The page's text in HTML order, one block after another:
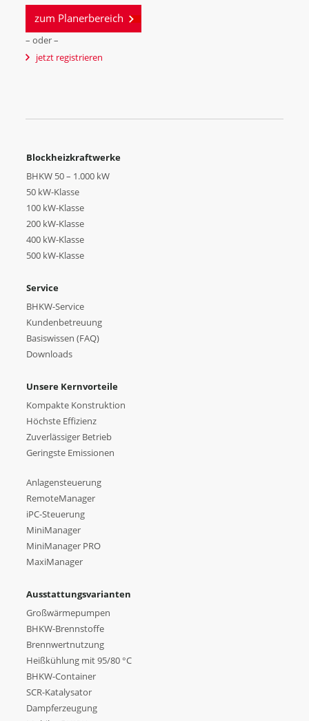
zum Planerbereich
– oder –
jetzt registrieren
Blockheizkraftwerke
BHKW 50 – 1.000 kW
50 kW-Klasse
100 kW-Klasse
200 kW-Klasse
400 kW-Klasse
500 kW-Klasse
Service
BHKW-Service
Kundenbetreuung
Basiswissen (FAQ)
Downloads
Unsere Kernvorteile
Kompakte Konstruktion
Höchste Effizienz
Zuverlässiger Betrieb
Geringste Emissionen
Anlagensteuerung
RemoteManager
iPC-Steuerung
MiniManager
MiniManager PRO
MaxiManager
Ausstattungsvarianten
Großwärmepumpen
BHKW-Brennstoffe
Brennwertnutzung
Heißkühlung mit 95/80 °C
BHKW-Container
SCR-Katalysator
Dampferzeugung